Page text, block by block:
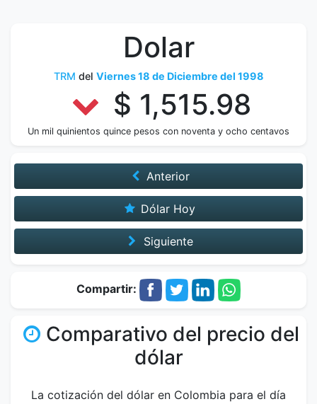
Dolar
TRM del Viernes 18 de Diciembre del 1998
$ 1,515.98
Un mil quinientos quince pesos con noventa y ocho centavos
Anterior
Dólar Hoy
Siguiente
Compartir:
Comparativo del precio del
dólar
La cotización del dólar en Colombia para el día